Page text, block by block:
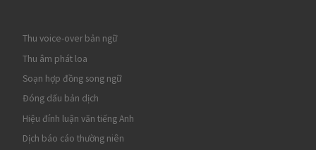
Thu voice-over bản ngữ
Thu âm phát loa
Soạn hợp đồng song ngữ
Đóng dấu bản dịch
Hiệu đính luận văn tiếng Anh
Dịch báo cáo thường niên